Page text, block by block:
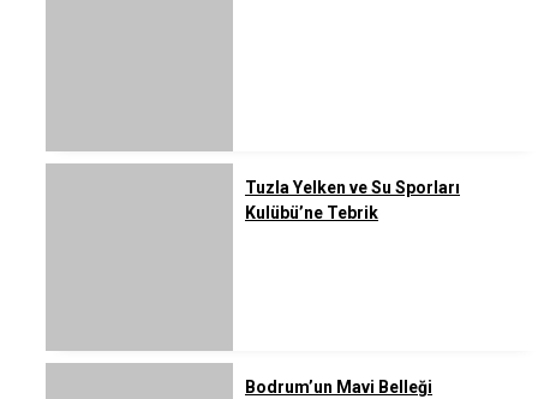
Tuzla Yelken ve Su Sporları
Kulübü’ne Tebrik
Bodrum’un Mavi Belleği